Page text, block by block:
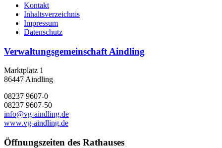
Kontakt
Inhaltsverzeichnis
Impressum
Datenschutz
Verwaltungsgemeinschaft Aindling
Marktplatz 1
86447 Aindling
08237 9607-0
08237 9607-50
info@vg-aindling.de
www.vg-aindling.de
Öffnungszeiten des Rathauses